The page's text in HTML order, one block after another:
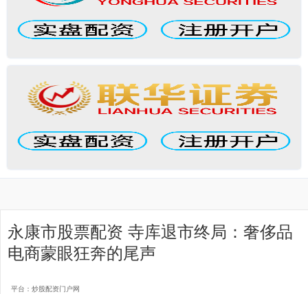
永康市股票配资 寺库退市终局：奢侈品
电商蒙眼狂奔的尾声
平台：炒股配资门户网